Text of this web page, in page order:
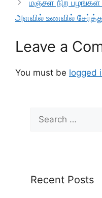
மஞ்சள் நிற பழங்கள்
அளவில் உணவில்
Leave a
You must be logged
for:
Recent Posts